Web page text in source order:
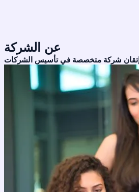
عن الشركة
إتقان شركة متخصصة في تأسيس الشركات